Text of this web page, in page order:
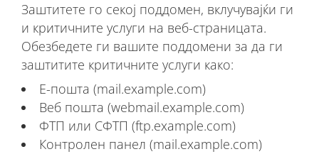
Заштитете го секој поддомен, вклучувајќи ги
и критичните услуги на веб-страницата.
Обезбедете ги вашите поддомени за да ги
заштитите критичните услуги како:
Е-пошта (mail.example.com)
Веб пошта (webmail.example.com)
ФТП или СФТП (ftp.example.com)
Контролен панел (mail.example.com)